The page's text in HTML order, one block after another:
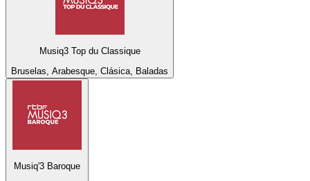
Musiq3 Top du Classique
Bruselas, Arabesque, Clásica, Baladas
Musiq'3 Baroque